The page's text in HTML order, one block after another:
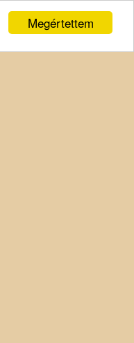
Megértettem